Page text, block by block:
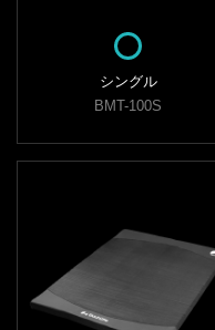
シングル
BMT-100S